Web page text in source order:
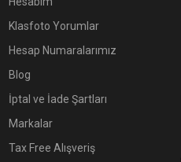
Klasfoto Yorumlar
Hesap Numaralarımız
Blog
İptal ve İade Şartları
Markalar
Tax Free Alışveriş